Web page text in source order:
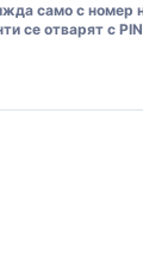
само с номер
се отварят с